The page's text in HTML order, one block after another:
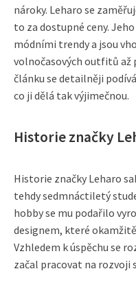
nároky. Leharo se
to za dostupné ceny.
módními trendy a jsou
volnočasových outfitů až
článku se detailněji
co ji dělá tak výjimečnou.
Historie značky
Historie značky Leharo
tehdy sedmnáctiletý
hobby se mu podařilo
designem, které
Vzhledem k úspěchu se
začal pracovat na rozvoji